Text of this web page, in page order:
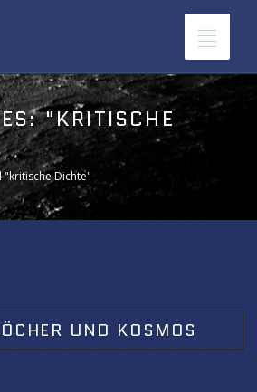
Toggle
"KRITISCHE
"kritische Dichte"
UND KOSMOS